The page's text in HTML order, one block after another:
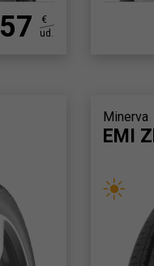
57
€
ud.
Minerva
EMI